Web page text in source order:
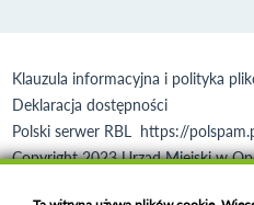
Klauzula informacyjna i polityka
Deklaracja dostępności
Polski serwer RBL https://
Copyright 2023 Urząd Miejski w